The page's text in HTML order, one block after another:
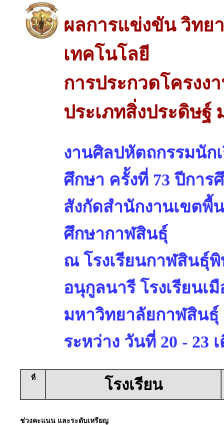
ผลการแข่งขัน วิทย
เทคโนโลยี
การประกวดโครงง
ประเภทสิ่งประดิษฐ์
งานศิลปหัตถกรรมนัก
ศึกษา ครั้งที่ 73 ปีการ
สังกัดสำนักงานเขตพื้
ศึกษากาฬสินธุ์
ณ โรงเรียนกาฬสินธุ์พิ
อนุกูลนารี โรงเรียนเ
มหาวิทยาลัยกาฬสินธุ์
ระหว่าง วันที่ 20 - 23
ที่ โรงเรียน
ช่วงคะแนน และระดับเหรียญ